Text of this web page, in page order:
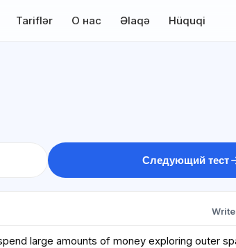
Tariflər О нас Əlaqə Hüquqi
Следующий тест
large amounts of money exploring outer